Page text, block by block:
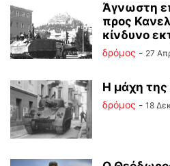
Άγνωστη
προς
κίνδυνο
δρόμος - 27
Η μάχη
δρόμος - 18